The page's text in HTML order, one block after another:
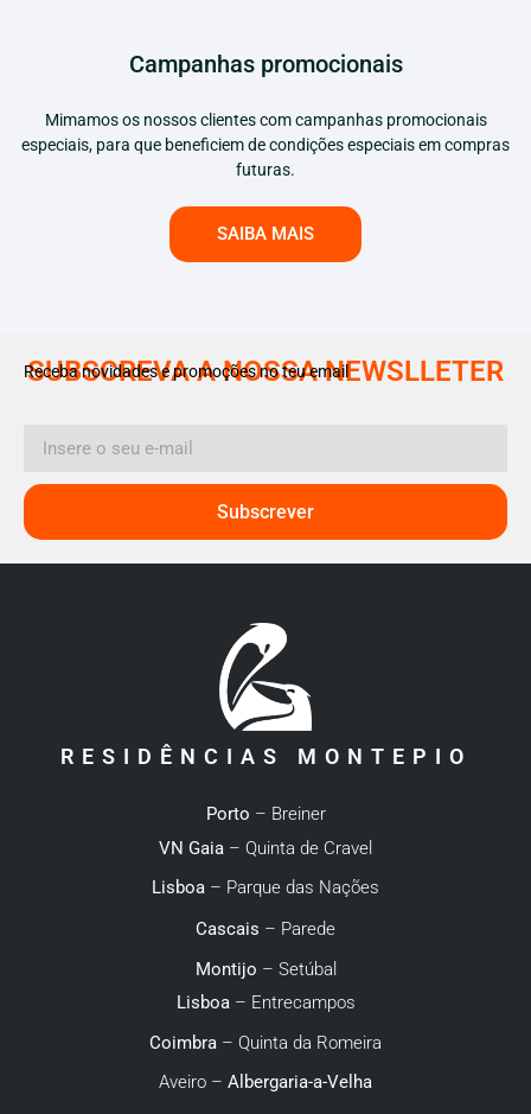
Campanhas promocionais
Mimamos os nossos clientes com campanhas promocionais
especiais, para que beneficiem de condições especiais em compras
futuras.
SAIBA MAIS
SUBSCREVA A NOSSA NEWSLLETER
Receba novidades e promoções no teu email
Subscrever
RESIDÊNCIAS MONTEPIO
Porto – Breiner
VN Gaia– Quinta de Cravel
Lisboa – Parque das Nações
Cascais – Parede
Montijo – Setúbal
Lisboa– Entrecampos
Coimbra – Quinta da Romeira
Aveiro – Albergaria-a-Velha